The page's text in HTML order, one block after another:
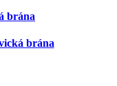
brána